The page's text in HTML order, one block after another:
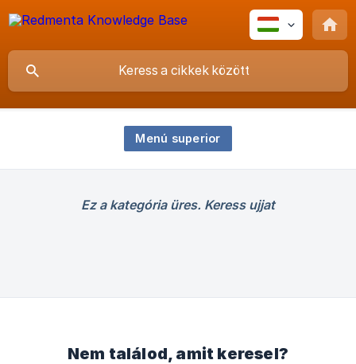
Menú superior
Ez a kategória üres. Keress ujjat
Nem találod, amit keresel?